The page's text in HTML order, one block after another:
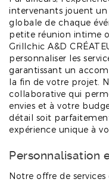
intervenants jouent
globale de chaque
petite réunion intime
Grillchic A&D
personnaliser les
garantissant un
la fin de votre projet.
collaborative qui
envies et à votre
détail soit
expérience unique à
Personnalisation
Notre offre de